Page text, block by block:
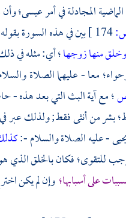
المجادلة في أمرعيسى؛
بين في هذه السورة
وخلق منها زوجها؛ أي: مثله في
معا - عليهما الصلاة
؛ مع آية البث التي بعد هذه -
بشر من أنثى فقط; ولذلك عبر
- عليه الصلاة والسلام -:
للتقوى؛ فكان بالخلق الذي
على أسبابها؛وإن لم يكن